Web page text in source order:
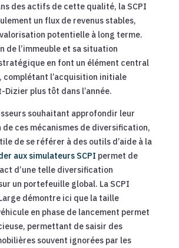
des actifs de cette qualité, la SCPI
un flux de revenus stables,
potentielle à long terme.
de l’immeuble et sa situation
en font un élément central
complétant l’acquisition initiale
Dizier plus tôt dans l’année.
souhaitant approfondir leur
de ces mécanismes de diversification,
de se référer à des outils d’aide à la
aux simulateurs SCPI permet de
d’une telle diversification
un portefeuille global. La SCPI
démontre ici que la taille
en phase de lancement permet
permettant de saisir des
souvent ignorées par les